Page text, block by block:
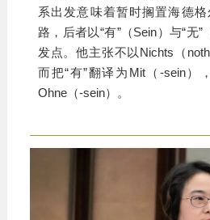
系出发意味着暂时搁置海德
路，后者以“有”（Sein）与“无
发点。他主张不以Nichts（
而把“有”翻译为Mit（-sein）
Ohne（-sein）。